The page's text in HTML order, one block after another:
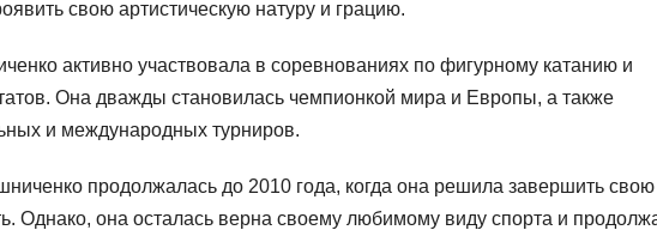
свою артистическую натуру и грацию.
активно участвовала в соревнованиях по фигурному катанию и
Она дважды становилась чемпионкой мира и Европы, а также
и международных турниров.
продолжалась до 2010 года, когда она решила завершить свою
Однако, она осталась верна своему любимому виду спорта и